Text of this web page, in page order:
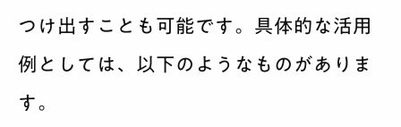
つけ出すことも可能です。具体的な活用
例としては、以下のようなものがありま
す。